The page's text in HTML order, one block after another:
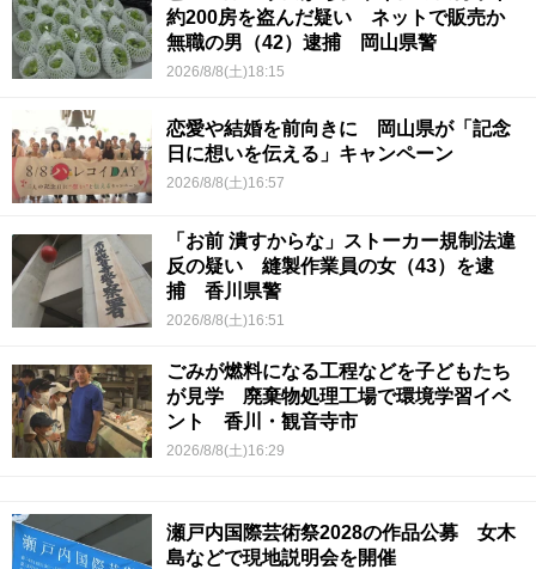
約200房を盗んだ疑い ネットで販売か
無職の男（42）逮捕 岡山県警
2026/8/8(土)18:15
恋愛や結婚を前向きに 岡山県が「記念
日に想いを伝える」キャンペーン
2026/8/8(土)16:57
「お前 潰すからな」ストーカー規制法違
反の疑い 縫製作業員の女（43）を逮
捕 香川県警
2026/8/8(土)16:51
ごみが燃料になる工程などを子どもたち
が見学 廃棄物処理工場で環境学習イベ
ント 香川・観音寺市
2026/8/8(土)16:29
瀬戸内国際芸術祭2028の作品公募 女木
島などで現地説明会を開催